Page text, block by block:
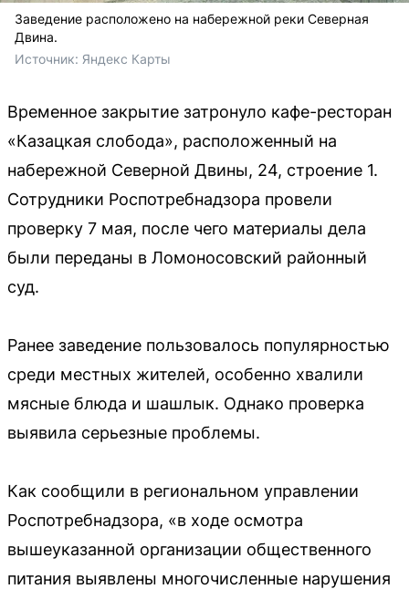
Заведение расположено на набережной реки Северная
Двина.
Источник: Яндекс Карты
Временное закрытие затронуло кафе-ресторан
«Казацкая слобода», расположенный на
набережной Северной Двины, 24, строение 1.
Сотрудники Роспотребнадзора провели
проверку 7 мая, после чего материалы дела
были переданы в Ломоносовский районный
суд.
Ранее заведение пользовалось популярностью
среди местных жителей, особенно хвалили
мясные блюда и шашлык. Однако проверка
выявила серьезные проблемы.
Как сообщили в региональном управлении
Роспотребнадзора, «в ходе осмотра
вышеуказанной организации общественного
питания выявлены многочисленные нарушения